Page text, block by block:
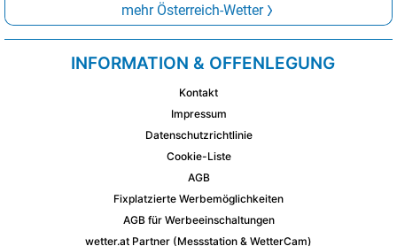
mehr Österreich-Wetter
INFORMATION & OFFENLEGUNG
Kontakt
Impressum
Datenschutzrichtlinie
Cookie-Liste
AGB
Fixplatzierte Werbemöglichkeiten
AGB für Werbeeinschaltungen
wetter.at Partner (Messstation & WetterCam)